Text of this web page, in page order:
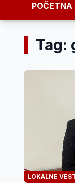
POČETNA
Tag:
LOKALNE